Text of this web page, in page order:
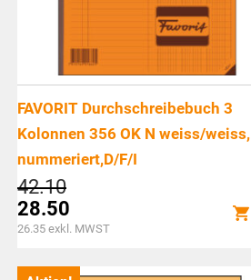
FAVORIT Durchschreibebuch 3
Kolonnen 356 OK N weiss/weiss,
nummeriert,D/F/I
42.10Ursprünglicher
Preis
war:
28.50
Aktueller
ist:
26.35 exkl. MWST